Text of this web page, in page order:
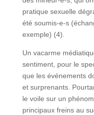
pratique sexuelle
été soumis-e-s
exemple) (4).
Un vacarme
sentiment, pour le
que les événements
et surprenants.
le voile sur un
principaux freins au